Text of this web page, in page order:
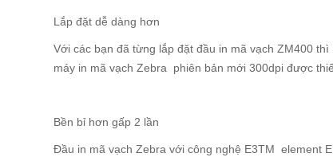
Lắp đặt dễ dàng hơn
Với các bạn đã từng lắp đặt đầu in mã vạch ZM400
máy in mã vạch Zebra phiên bản mới 300dpi được
Bền bỉ hơn gấp 2 lần
Đầu in mã vạch Zebra với công nghệ E3TM element